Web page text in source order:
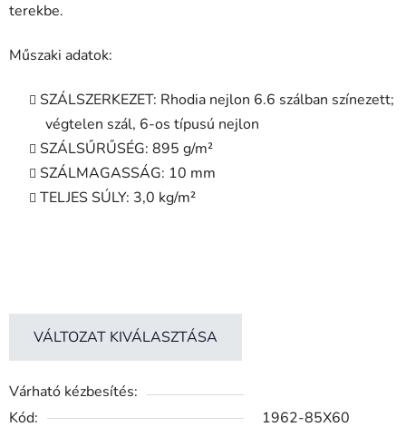
terekbe.
Műszaki adatok:
SZÁLSZERKEZET: Rhodia nejlon 6.6 szálban színezett;
végtelen szál, 6-os típusú nejlon
SZÁLSŰRŰSÉG: 895 g/m²
SZÁLMAGASSÁG: 10 mm
TELJES SÚLY: 3,0 kg/m²
VÁLTOZAT KIVÁLASZTÁSA
Várható kézbesítés:
Kód:
1962-85X60